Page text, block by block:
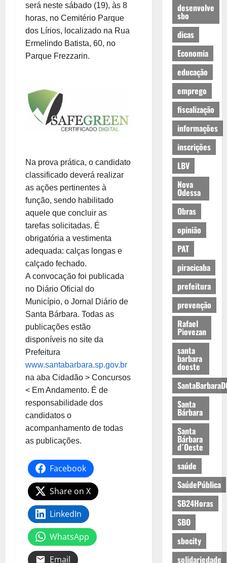
será neste sábado (19), às 8
horas, no Cemitério Parque
dos Lírios, localizado na Rua
Ermelindo Batista, 60, no
Parque Frezzarin.
Na prova prática, o candidato
classificado deverá realizar
as ações pertinentes à
função, sendo habilitado
aquele que concluir as
tarefas solicitadas. É
obrigatória a vestimenta
adequada: calças longas e
calçado fechado.
A convocação foi publicada
no Diário Oficial do
Município, o Jornal Diário de
Santa Bárbara. Todas as
publicações estão
disponíveis no site da
Prefeitura
www.santabarbara.sp.gov.br
na aba Cidadão > Concursos
< Em Andamento. É de
responsabilidade dos
candidatos o
acompanhamento de todas
as publicações.
Facebook
Share on X
LinkedIn
WhatsApp
Email
desenvolve
sbo
dicas
Economia
educação
emprego
fiscalização
informações
inscrições
LBV
Nova
Odessa
Obras
opinião
PAT
piracicaba
prefeitura
prevenção
Rafael
Piovezan
santa
barbara
doeste
Santa
Bárbara
Santa
Bárbara
d´Oeste
saúde
SaúdePública
SB24Horas
SBO
sbocity
solidariedade